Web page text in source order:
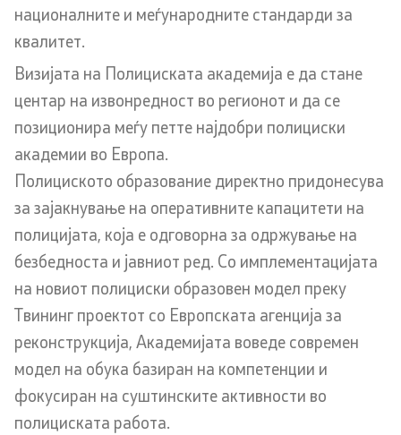
Легислатива
Закони
Предлог закони
Подзаконски акти
Стратегии
Органограм
Комисија за оружје
Линкови
Министерства
националните и меѓународните стандарди за
квалитет.
Визијата на Полициската академија е да стане
центар на извонредност во регионот и да се
позиционира меѓу петте најдобри полициски
академии во Европа.
Полициското образование директно придонесува
за зајакнување на оперативните капацитети на
полицијата, која е одговорна за одржување на
безбедноста и јавниот ред. Со имплементацијата
на новиот полициски образовен модел преку
Твининг проектот со Европската агенција за
реконструкција, Академијата воведе современ
модел на обука базиран на компетенции и
фокусиран на суштинските активности во
полициската работа.